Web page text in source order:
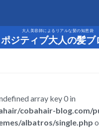
大人美容師によるリアルな髪の知恵袋
ポジティブ大人の髪ブ
array key 0 in
cobahair-blog.com/
albatros/single.php